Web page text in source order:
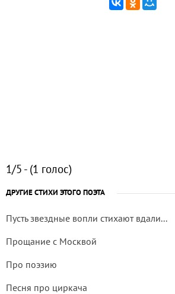
1/5 - (1 голос)
ДРУГИЕ СТИХИ ЭТОГО ПОЭТА
Пусть звездные вопли стихают вдали...
Прощание с Москвой
Про поэзию
Песня про циркача